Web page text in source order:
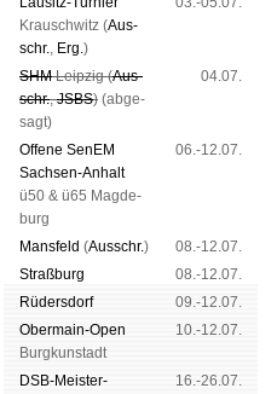
Krausch­witz (Aus­
schr., Erg.)
SHMLeip­zig (Aus­
schr.,JSBS) (ab­ge­
sagt)
04.07.
Offene SenEM
Sach­sen-An­halt
ü50 & ü65 Mag­de­
burg
06.-12.07.
Mans­feld (Aus­schr.)
08.-12.07.
Straß­burg
08.-12.07.
Rüders­dorf
09.-12.07.
Ober­main-Open
Burg­kun­stadt
10.-12.07.
DSB-Meister­
16.-26.07.